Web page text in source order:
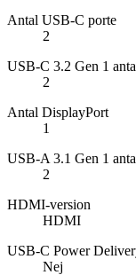
Antal USB-C porte
2
USB-C 3.2 Gen 1
2
Antal DisplayPort
1
USB-A 3.1 Gen 1
2
HDMI-version
HDMI
USB-C Power
Nej